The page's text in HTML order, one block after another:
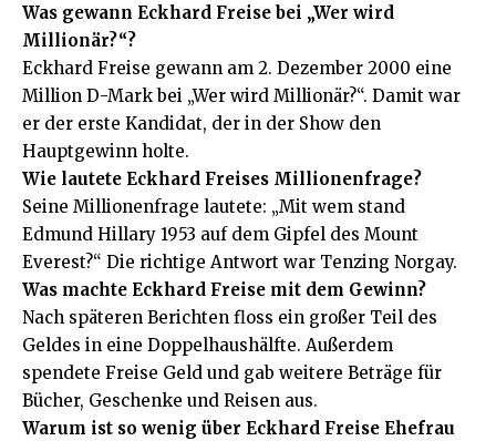
Was gewann Eckhard Freise bei „Wer wird
Millionär?“?
Eckhard Freise gewann am 2. Dezember 2000 eine
Million D-Mark bei „Wer wird Millionär?“. Damit war
er der erste Kandidat, der in der Show den
Hauptgewinn holte.
Wie lautete Eckhard Freises Millionenfrage?
Seine Millionenfrage lautete: „Mit wem stand
Edmund Hillary 1953 auf dem Gipfel des Mount
Everest?“ Die richtige Antwort war Tenzing Norgay.
Was machte Eckhard Freise mit dem Gewinn?
Nach späteren Berichten floss ein großer Teil des
Geldes in eine Doppelhaushälfte. Außerdem
spendete Freise Geld und gab weitere Beträge für
Bücher, Geschenke und Reisen aus.
Warum ist so wenig über Eckhard Freise Ehefrau